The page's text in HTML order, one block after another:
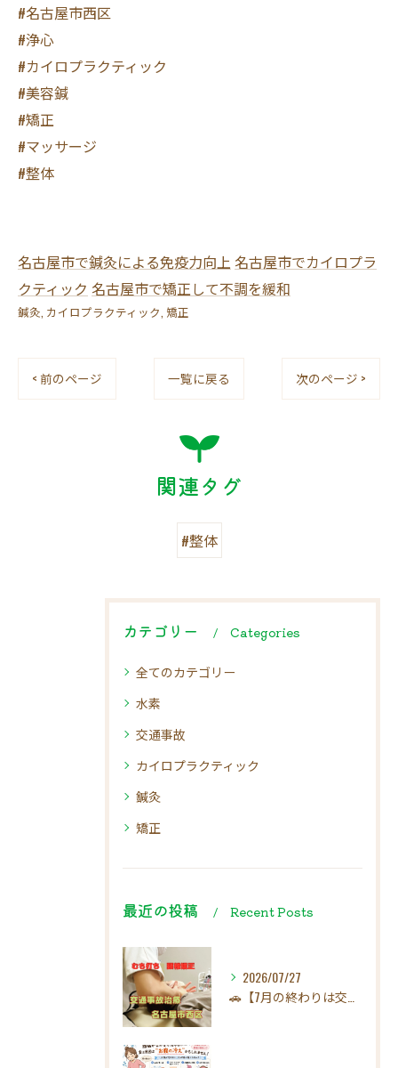
#名古屋市西区
#浄心
#カイロプラクティック
#美容鍼
#矯正
#マッサージ
#整体
名古屋市で鍼灸による免疫力向上 名古屋市でカイロプラ
クティック 名古屋市で矯正して不調を緩和
鍼灸 カイロプラクティック 矯正
< 前のページ 一覧に戻る 次のページ >
関連タグ
#整体
カテゴリー Categories
全てのカテゴリー
水素
交通事故
カイロプラクティック
鍼灸
矯正
最近の投稿 Recent Posts
2026/07/27